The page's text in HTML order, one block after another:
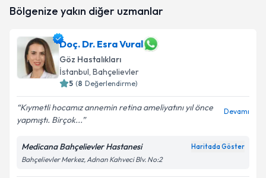
Bölgenize yakın diğer uzmanlar
Doç. Dr. Esra Vural
Göz Hastalıkları
İstanbul, Bahçelievler
5 (8 Değerlendirme)
Kıymetli hocamız annemin retina ameliyatını yıl önce
yapmıştı. Birçok...
Devamı
Medicana Bahçelievler Hastanesi Haritada Göster
Bahçelievler Merkez, Adnan Kahveci Blv. No:2